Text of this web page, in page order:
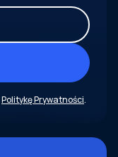
Politykę Prywatności.